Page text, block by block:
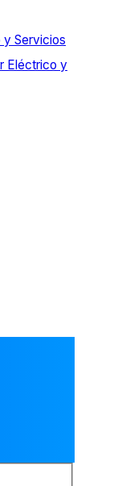
y Servicios
Eléctrico y